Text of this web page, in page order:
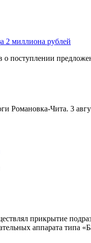
2 миллиона рублей
поступлении
Романовка-Чита. 3
прикрытие
аппарата типа